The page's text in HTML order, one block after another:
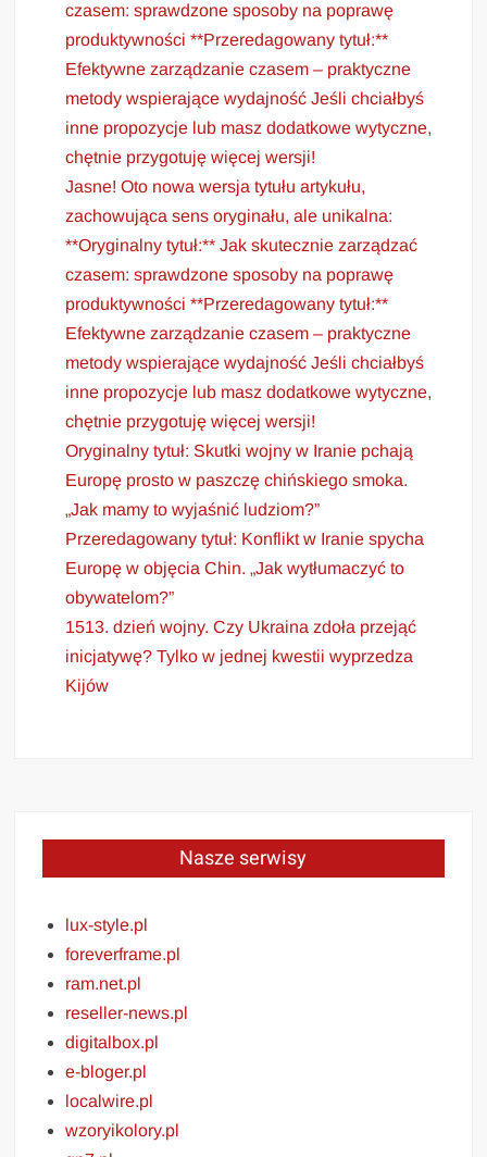
czasem: sprawdzone sposoby na poprawę
produktywności **Przeredagowany tytuł:**
Efektywne zarządzanie czasem – praktyczne
metody wspierające wydajność Jeśli chciałbyś
inne propozycje lub masz dodatkowe wytyczne,
chętnie przygotuję więcej wersji!
Jasne! Oto nowa wersja tytułu artykułu,
zachowująca sens oryginału, ale unikalna:
**Oryginalny tytuł:** Jak skutecznie zarządzać
czasem: sprawdzone sposoby na poprawę
produktywności **Przeredagowany tytuł:**
Efektywne zarządzanie czasem – praktyczne
metody wspierające wydajność Jeśli chciałbyś
inne propozycje lub masz dodatkowe wytyczne,
chętnie przygotuję więcej wersji!
Oryginalny tytuł: Skutki wojny w Iranie pchają
Europę prosto w paszczę chińskiego smoka.
„Jak mamy to wyjaśnić ludziom?”
Przeredagowany tytuł: Konflikt w Iranie spycha
Europę w objęcia Chin. „Jak wytłumaczyć to
obywatelom?”
1513. dzień wojny. Czy Ukraina zdoła przejąć
inicjatywę? Tylko w jednej kwestii wyprzedza
Kijów
Nasze serwisy
lux-style.pl
foreverframe.pl
ram.net.pl
reseller-news.pl
digitalbox.pl
e-bloger.pl
localwire.pl
wzoryikolory.pl